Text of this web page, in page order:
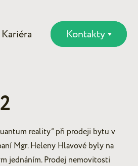
Kariéra Kontakty
reality“ při prodeji bytu v
Mgr. Heleny Hlavové byly na
jednáním. Prodej nemovitosti